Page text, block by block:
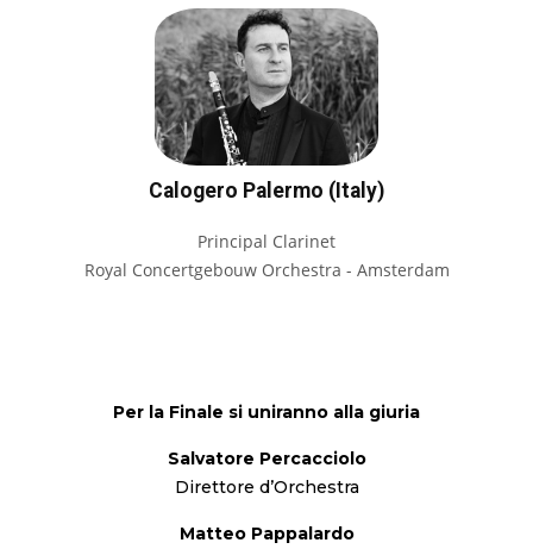
Calogero Palermo (Italy)
Principal Clarinet
Royal Concertgebouw Orchestra - Amsterdam
Per la Finale si uniranno alla giuria
Salvatore Percacciolo
Direttore d’Orchestra
Matteo Pappalardo